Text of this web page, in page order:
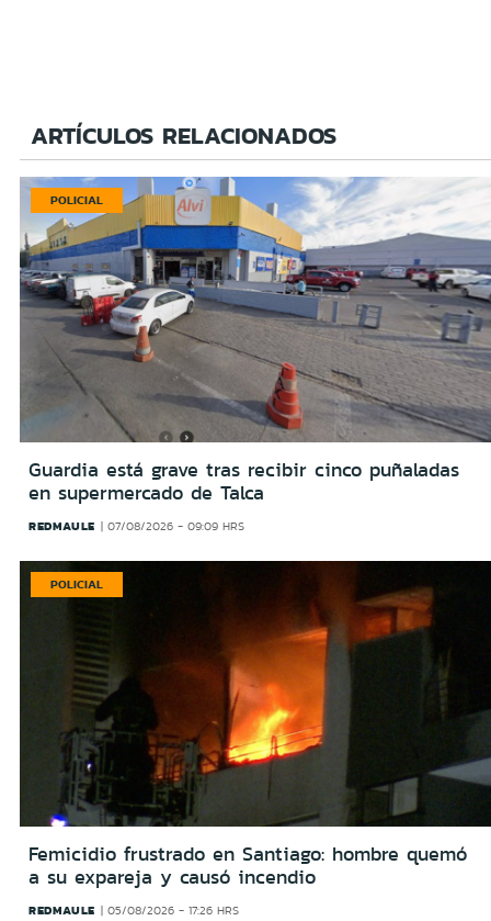
ARTÍCULOS RELACIONADOS
POLICIAL
Guardia está grave tras recibir cinco puñaladas
en supermercado de Talca
REDMAULE 07/08/2026 - 09:09 HRS
POLICIAL
Femicidio frustrado en Santiago: hombre quemó
a su expareja y causó incendio
REDMAULE 05/08/2026 - 17:26 HRS